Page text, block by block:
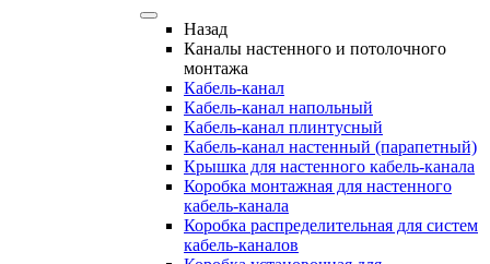
Назад
Каналы настенного и потолочного
монтажа
Кабель-канал
Кабель-канал напольный
Кабель-канал плинтусный
Кабель-канал настенный (парапетный)
Крышка для настенного кабель-канала
Коробка монтажная для настенного
кабель-канала
Коробка распределительная для систем
кабель-каналов